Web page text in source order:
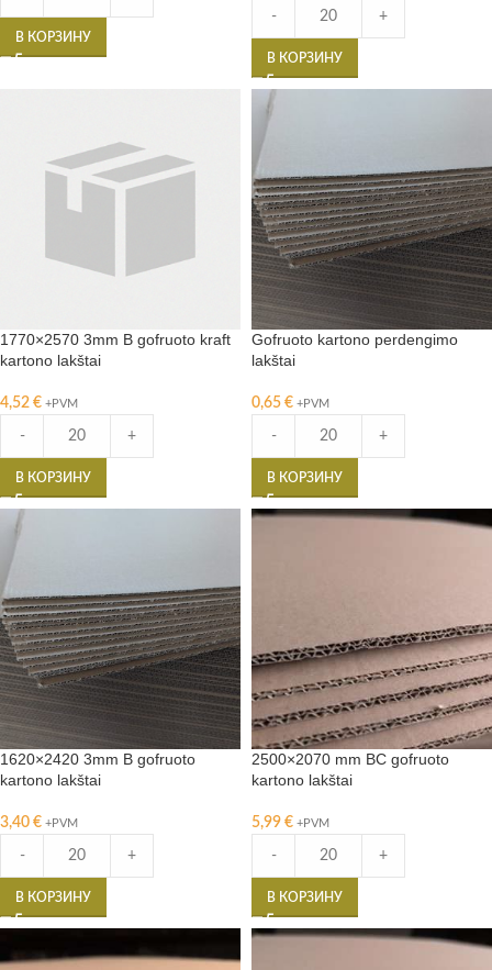
В КОРЗИНУ
- +
В КОРЗИНУ
1770×2570 3mm B gofruoto kraft
kartono lakštai
4,52 € +PVM
- +
В КОРЗИНУ
Gofruoto kartono perdengimo
lakštai
0,65 € +PVM
- +
В КОРЗИНУ
1620×2420 3mm B gofruoto
kartono lakštai
3,40 € +PVM
- +
В КОРЗИНУ
2500×2070 mm BC gofruoto
kartono lakštai
5,99 € +PVM
- +
В КОРЗИНУ